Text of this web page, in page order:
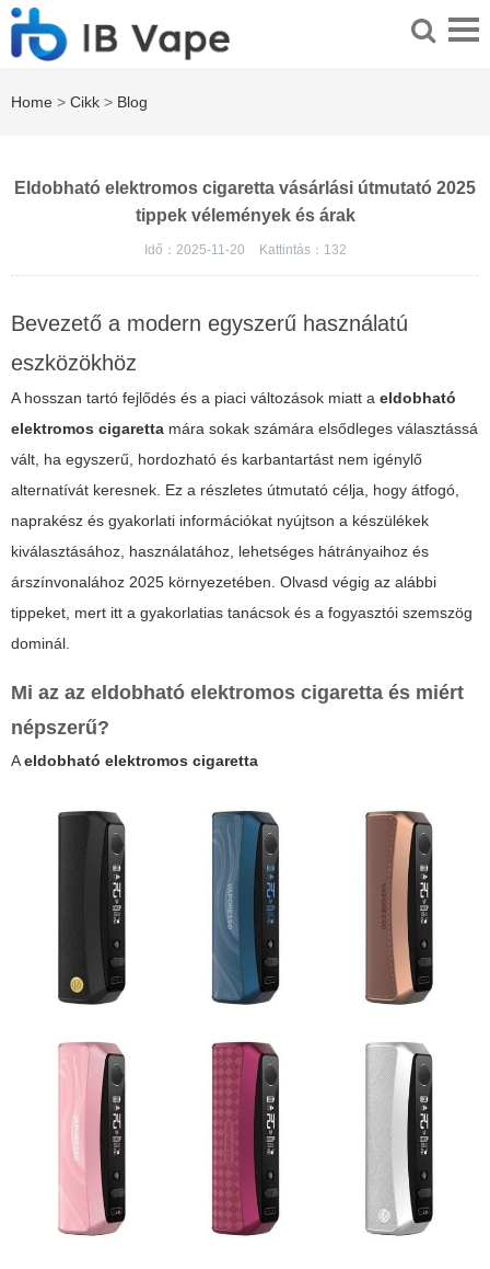
Home > Cikk > Blog
Eldobható elektromos cigaretta vásárlási útmutató 2025
tippek vélemények és árak
Idő：2025-11-20 Kattintás： 132
Bevezető a modern egyszerű használatú
eszközökhöz
A hosszan tartó fejlődés és a piaci változások miatt a eldobható
elektromos cigaretta mára sokak számára elsődleges választássá
vált, ha egyszerű, hordozható és karbantartást nem igénylő
alternatívát keresnek. Ez a részletes útmutató célja, hogy átfogó,
naprakész és gyakorlati információkat nyújtson a készülékek
kiválasztásához, használatához, lehetséges hátrányaihoz és
árszínvonalához 2025 környezetében. Olvasd végig az alábbi
tippeket, mert itt a gyakorlatias tanácsok és a fogyasztói szemszög
dominál.
Mi az az eldobható elektromos cigaretta és miért
népszerű?
Aeldobható elektromos cigaretta